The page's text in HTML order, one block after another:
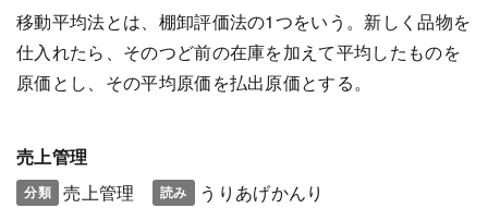
移動平均法とは、棚卸評価法の1つをいう。新しく品物を
仕入れたら、そのつど前の在庫を加えて平均したものを
原価とし、その平均原価を払出原価とする。
売上管理
分類 売上管理 読み
うりあげかんり